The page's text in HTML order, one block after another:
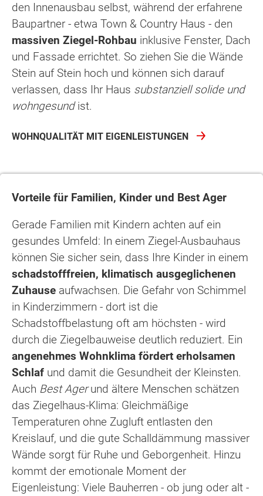
den Innenausbau selbst, während der erfahrene
Baupartner - etwa Town & Country Haus - den
massiven Ziegel-Rohbau inklusive Fenster, Dach
und Fassade errichtet. So ziehen Sie die Wände
Stein auf Stein hoch und können sich darauf
verlassen, dass Ihr Haus substanziell solide und
wohngesundist.
WOHNQUALITÄT MIT EIGENLEISTUNGEN
Vorteile für Familien, Kinder und Best Ager
Gerade Familien mit Kindern achten auf ein
gesundes Umfeld: In einem Ziegel-Ausbauhaus
können Sie sicher sein, dass Ihre Kinder in einem
schadstofffreien, klimatisch ausgeglichenen
Zuhause aufwachsen. Die Gefahr von Schimmel
in Kinderzimmern - dort ist die
Schadstoffbelastung oft am höchsten - wird
durch die Ziegelbauweise deutlich reduziert. Ein
angenehmes Wohnklima fördert erholsamen
Schlaf und damit die Gesundheit der Kleinsten.
Auch Best Agerund ältere Menschen schätzen
das Ziegelhaus-Klima: Gleichmäßige
Temperaturen ohne Zugluft entlasten den
Kreislauf, und die gute Schalldämmung massiver
Wände sorgt für Ruhe und Geborgenheit. Hinzu
kommt der emotionale Moment der
Eigenleistung: Viele Bauherren - ob jung oder alt -